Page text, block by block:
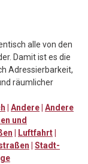
alle von den
Damit ist es die
Adressierbarkeit,
räumlicher
Andere Andere
und
Luftfahrt
Stadt-